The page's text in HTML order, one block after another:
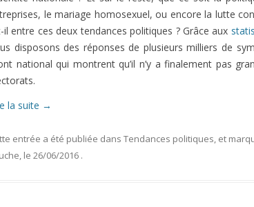
le mariage homosexuel, ou encore la lutte
il entre ces deux tendances politiques ? Grâce aux
disposons des réponses de plusieurs milliers de
national qui montrent qu’il n’y a finalement pas
la suite →
entrée a été publiée dans Tendances politiques, et
, le 26/06/2016 .